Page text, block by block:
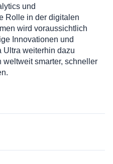
und
Rolle in der digitalen
wird voraussichtlich
Innovationen und
Ultra weiterhin dazu
weltweit smarter, schneller